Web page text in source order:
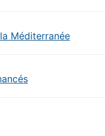
Méditerranée